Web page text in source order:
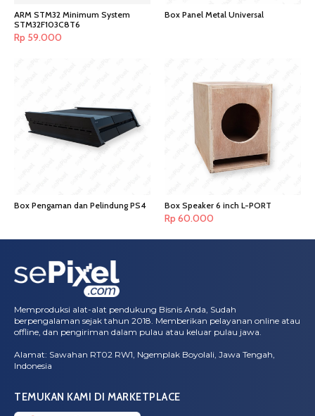
ARM STM32 Minimum System
STM32F103C8T6
Rp 59.000
Box Panel Metal Universal
Box Pengaman dan Pelindung PS4 Box Speaker 6 inch L-PORT
Rp 60.000
Memproduksi alat-alat pendukung Bisnis Anda, Sudah
berpengalaman sejak tahun 2018. Memberikan pelayanan online atau
offline, dan pengiriman dalam pulau atau keluar pulau jawa.
Alamat: Sawahan RT02 RW1, Ngemplak Boyolali, Jawa Tengah,
Indonesia
TEMUKAN KAMI DI MARKETPLACE